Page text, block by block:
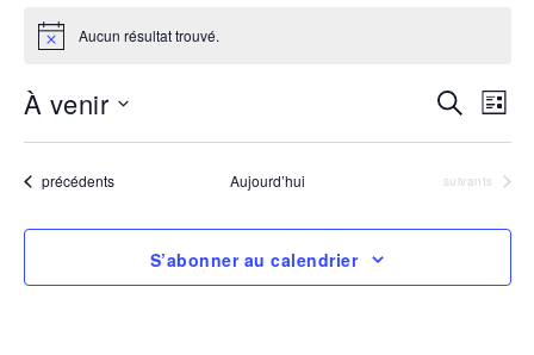
Évènements
Notice Aucun résultat trouvé.
et
de
vues
Recherche
de
Liste
À venir
date.
Évènements
précédents Aujourd’hui Évènements
suivants
S’abonner au calendrier